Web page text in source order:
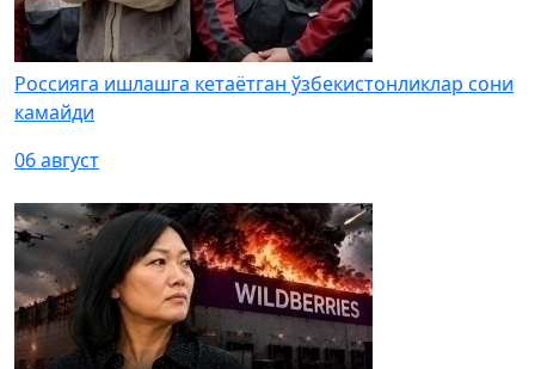
Россияга ишлашга кетаётган ўзбекистонликлар сони
камайди
06 август